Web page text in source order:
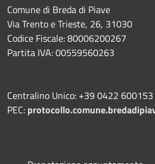
Comune di Breda di Piave
Via Trento e Trieste, 26, 31030
Codice Fiscale: 80006200267
Partita IVA: 00559560263
Centralino Unico: +39 0422 600153
PEC: